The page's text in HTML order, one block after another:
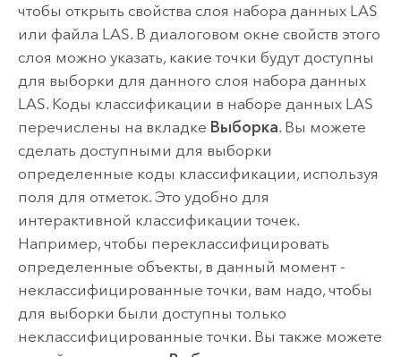
чтобы открыть свойства слоя набора данных LAS
или файла LAS. В диалоговом окне свойств этого
слоя можно указать, какие точки будут доступны
для выборки для данного слоя набора данных
LAS. Коды классификации в наборе данных LAS
перечислены на вкладке Выборка. Вы можете
сделать доступными для выборки
определенные коды классификации, используя
поля для отметок. Это удобно для
интерактивной классификации точек.
Например, чтобы переклассифицировать
определенные объекты, в данный момент -
неклассифицированные точки, вам надо, чтобы
для выборки были доступны только
неклассифицированные точки. Вы также можете